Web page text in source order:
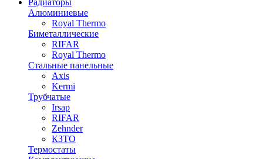
Радиаторы
Алюминиевые
Royal Thermo
Биметаллические
RIFAR
Royal Thermo
Стальные панельные
Axis
Kermi
Трубчатые
Irsap
RIFAR
Zehnder
КЗТО
Термостаты